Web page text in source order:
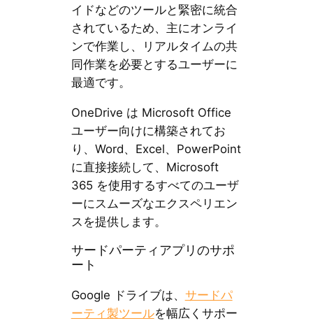
イドなどのツールと緊密に統合
されているため、主にオンライ
ンで作業し、リアルタイムの共
同作業を必要とするユーザーに
最適です。
OneDrive は Microsoft Office
ユーザー向けに構築されてお
り、Word、Excel、PowerPoint
に直接接続して、Microsoft
365 を使用するすべてのユーザ
ーにスムーズなエクスペリエン
スを提供します。
サードパーティアプリのサポ
ート
Google ドライブは、 サードパ
ーティ製ツールを幅広くサポー